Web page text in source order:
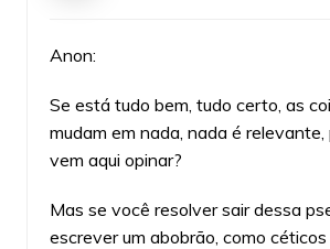
Anon:
Se está tudo bem, tudo certo, as
mudam em nada, nada é relevante,
vem aqui opinar?
Mas se você resolver sair dessa
escrever um abobrão, como